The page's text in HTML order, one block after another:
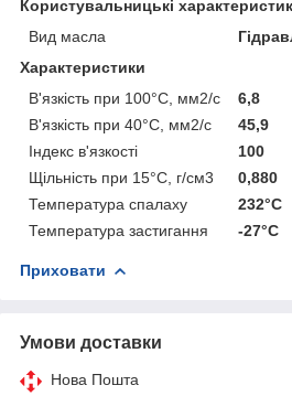
Користувальницькі
Вид масла
Характеристики
В'язкість при 100°C, мм2/c
6,8
В'язкість при 40°C, мм2/c
45,9
Індекс в'язкості
100
Щільність при 15°C, г/см3
0,880
Температура спалаху
232°C
Температура застигання
-27°C
Приховати
Умови доставки
Нова Пошта